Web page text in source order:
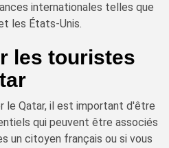
internationales telles que
les États-Unis.
les touristes
le Qatar, il est important d'être
qui peuvent être associés
un citoyen français ou si vous